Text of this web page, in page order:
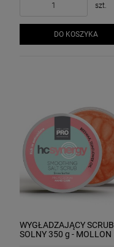
szt.
DO KOSZYKA
WYGŁADZAJĄCY SCRUB
SOLNY 350 g - MOLLON